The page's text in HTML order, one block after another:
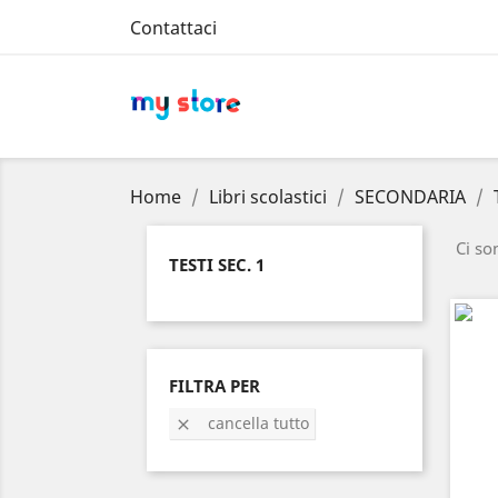
Contattaci
Home Libri scolastici SECONDARIA
TESTI SEC. 1
FILTRA PER
 cancella tutto
Ci